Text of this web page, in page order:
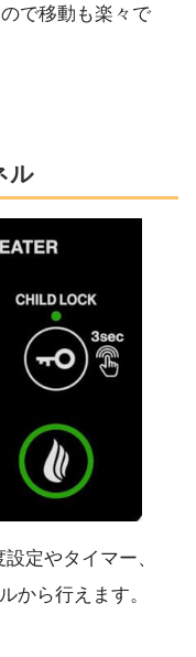
で移動も楽々で
ル
定やタイマー、
から行えます。